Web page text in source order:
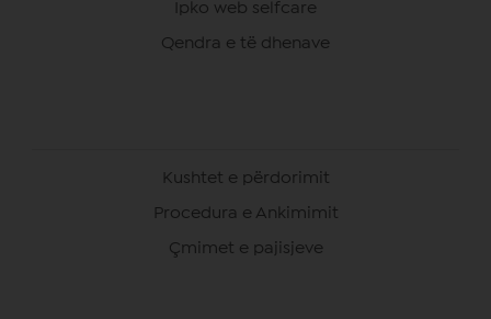
Ipko web selfcare
Qendra e të dhenave
Kushtet e përdorimit
Procedura e Ankimimit
Çmimet e pajisjeve